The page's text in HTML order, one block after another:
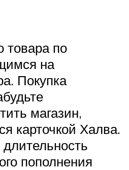
товара по
на
Покупка
магазин,
карточкой Халва.
пополнения